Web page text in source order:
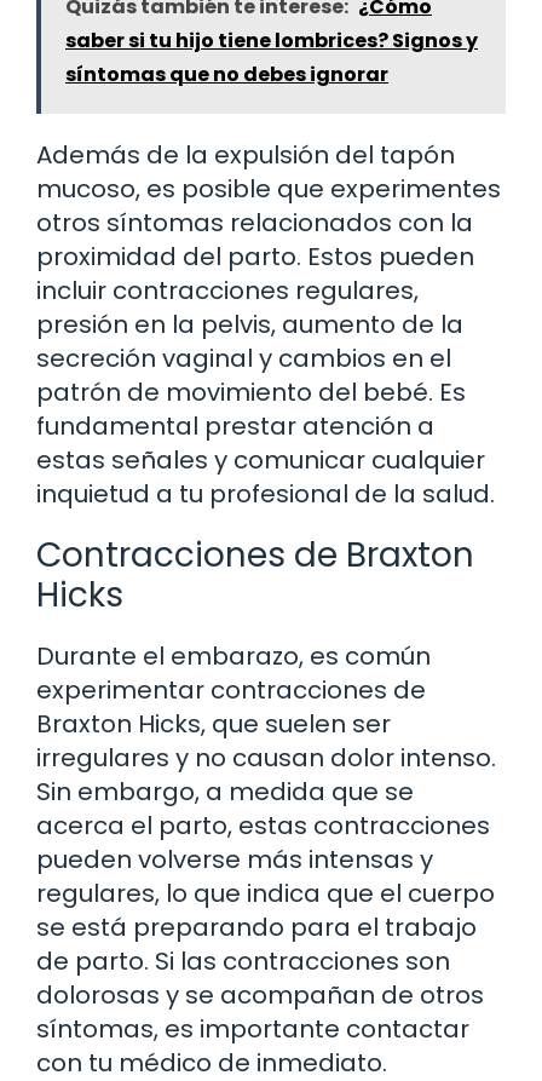
Quizás también te interese: ¿Cómo
saber si tu hijo tiene lombrices? Signos y
síntomas que no debes ignorar
Además de la expulsión del tapón
mucoso, es posible que experimentes
otros síntomas relacionados con la
proximidad del parto. Estos pueden
incluir contracciones regulares,
presión en la pelvis, aumento de la
secreción vaginal y cambios en el
patrón de movimiento del bebé. Es
fundamental prestar atención a
estas señales y comunicar cualquier
inquietud a tu profesional de la salud.
Contracciones de Braxton
Hicks
Durante el embarazo, es común
experimentar contracciones de
Braxton Hicks, que suelen ser
irregulares y no causan dolor intenso.
Sin embargo, a medida que se
acerca el parto, estas contracciones
pueden volverse más intensas y
regulares, lo que indica que el cuerpo
se está preparando para el trabajo
de parto. Si las contracciones son
dolorosas y se acompañan de otros
síntomas, es importante contactar
con tu médico de inmediato.